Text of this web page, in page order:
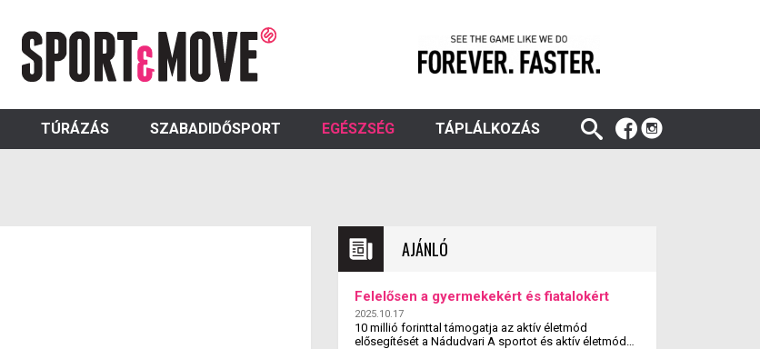
TÚRÁZÁS SZABADIDŐSPORT EGÉSZSÉG TÁPLÁLKOZÁS
AJÁNLÓ
Felelősen a gyermekekért és fiatalokért
2025.10.17
10 millió forinttal támogatja az aktív életmód
elősegítését a Nádudvari A sportot és aktív életmódot